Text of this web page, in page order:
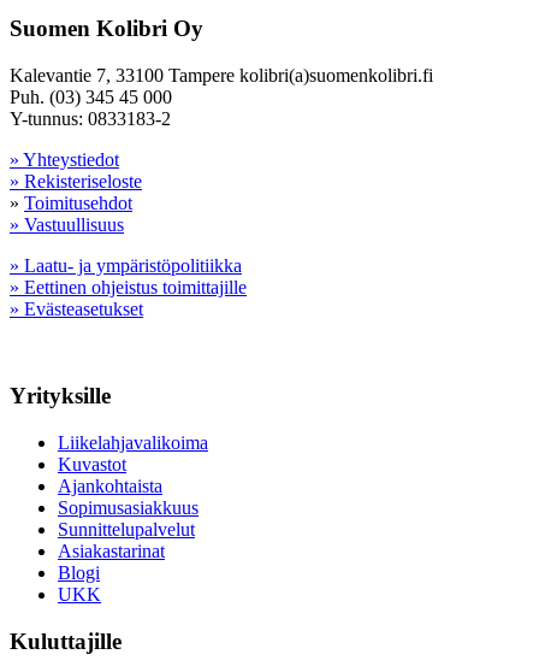
Suomen Kolibri Oy
Kalevantie 7, 33100 Tampere kolibri(a)suomenkolibri.fi
Puh. (03) 345 45 000
Y-tunnus: 0833183-2
» Yhteystiedot
» Rekisteriseloste
» Toimitusehdot
» Vastuullisuus
» Laatu- ja ympäristöpolitiikka
» Eettinen ohjeistus toimittajille
» Evästeasetukset
Yrityksille
Liikelahjavalikoima
Kuvastot
Ajankohtaista
Sopimusasiakkuus
Sunnittelupalvelut
Asiakastarinat
Blogi
UKK
Kuluttajille